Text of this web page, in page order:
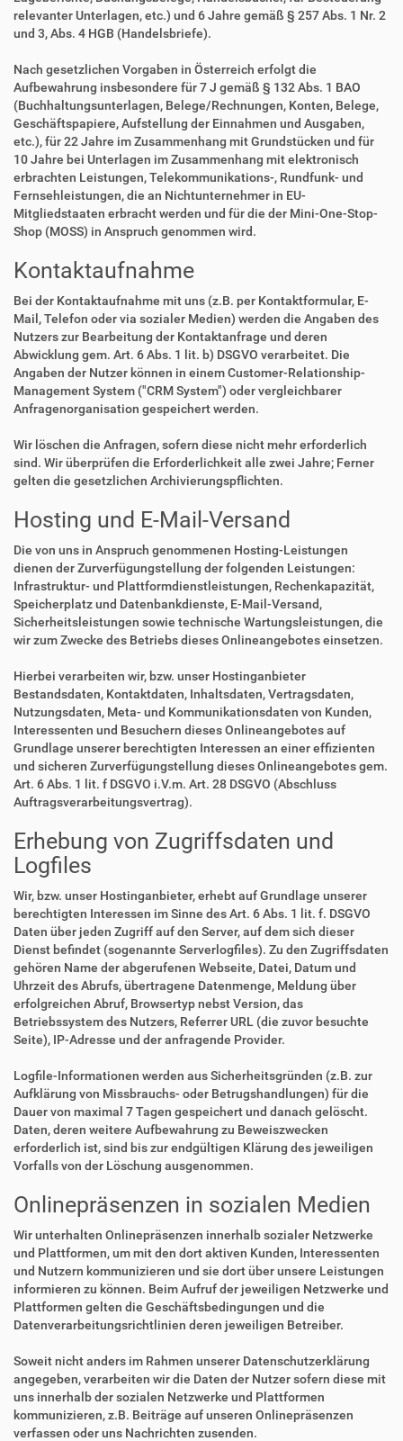
relevanter Unterlagen, etc.) und 6 Jahre gemäß § 257 Abs. 1 Nr. 2
und 3, Abs. 4 HGB (Handelsbriefe).
Nach gesetzlichen Vorgaben in Österreich erfolgt die
Aufbewahrung insbesondere für 7 J gemäß § 132 Abs. 1 BAO
(Buchhaltungsunterlagen, Belege/Rechnungen, Konten, Belege,
Geschäftspapiere, Aufstellung der Einnahmen und Ausgaben,
etc.), für 22 Jahre im Zusammenhang mit Grundstücken und für
10 Jahre bei Unterlagen im Zusammenhang mit elektronisch
erbrachten Leistungen, Telekommunikations-, Rundfunk- und
Fernsehleistungen, die an Nichtunternehmer in EU-
Mitgliedstaaten erbracht werden und für die der Mini-One-Stop-
Shop (MOSS) in Anspruch genommen wird.
Kontaktaufnahme
Bei der Kontaktaufnahme mit uns (z.B. per Kontaktformular, E-
Mail, Telefon oder via sozialer Medien) werden die Angaben des
Nutzers zur Bearbeitung der Kontaktanfrage und deren
Abwicklung gem. Art. 6 Abs. 1 lit. b) DSGVO verarbeitet. Die
Angaben der Nutzer können in einem Customer-Relationship-
Management System ("CRM System") oder vergleichbarer
Anfragenorganisation gespeichert werden.
Wir löschen die Anfragen, sofern diese nicht mehr erforderlich
sind. Wir überprüfen die Erforderlichkeit alle zwei Jahre; Ferner
gelten die gesetzlichen Archivierungspflichten.
Hosting und E-Mail-Versand
Die von uns in Anspruch genommenen Hosting-Leistungen
dienen der Zurverfügungstellung der folgenden Leistungen:
Infrastruktur- und Plattformdienstleistungen, Rechenkapazität,
Speicherplatz und Datenbankdienste, E-Mail-Versand,
Sicherheitsleistungen sowie technische Wartungsleistungen, die
wir zum Zwecke des Betriebs dieses Onlineangebotes einsetzen.
Hierbei verarbeiten wir, bzw. unser Hostinganbieter
Bestandsdaten, Kontaktdaten, Inhaltsdaten, Vertragsdaten,
Nutzungsdaten, Meta- und Kommunikationsdaten von Kunden,
Interessenten und Besuchern dieses Onlineangebotes auf
Grundlage unserer berechtigten Interessen an einer effizienten
und sicheren Zurverfügungstellung dieses Onlineangebotes gem.
Art. 6 Abs. 1 lit. f DSGVO i.V.m. Art. 28 DSGVO (Abschluss
Auftragsverarbeitungsvertrag).
Erhebung von Zugriffsdaten und
Logfiles
Wir, bzw. unser Hostinganbieter, erhebt auf Grundlage unserer
berechtigten Interessen im Sinne des Art. 6 Abs. 1 lit. f. DSGVO
Daten über jeden Zugriff auf den Server, auf dem sich dieser
Dienst befindet (sogenannte Serverlogfiles). Zu den Zugriffsdaten
gehören Name der abgerufenen Webseite, Datei, Datum und
Uhrzeit des Abrufs, übertragene Datenmenge, Meldung über
erfolgreichen Abruf, Browsertyp nebst Version, das
Betriebssystem des Nutzers, Referrer URL (die zuvor besuchte
Seite), IP-Adresse und der anfragende Provider.
Logfile-Informationen werden aus Sicherheitsgründen (z.B. zur
Aufklärung von Missbrauchs- oder Betrugshandlungen) für die
Dauer von maximal 7 Tagen gespeichert und danach gelöscht.
Daten, deren weitere Aufbewahrung zu Beweiszwecken
erforderlich ist, sind bis zur endgültigen Klärung des jeweiligen
Vorfalls von der Löschung ausgenommen.
Onlinepräsenzen in sozialen Medien
Wir unterhalten Onlinepräsenzen innerhalb sozialer Netzwerke
und Plattformen, um mit den dort aktiven Kunden, Interessenten
und Nutzern kommunizieren und sie dort über unsere Leistungen
informieren zu können. Beim Aufruf der jeweiligen Netzwerke und
Plattformen gelten die Geschäftsbedingungen und die
Datenverarbeitungsrichtlinien deren jeweiligen Betreiber.
Soweit nicht anders im Rahmen unserer Datenschutzerklärung
angegeben, verarbeiten wir die Daten der Nutzer sofern diese mit
uns innerhalb der sozialen Netzwerke und Plattformen
kommunizieren, z.B. Beiträge auf unseren Onlinepräsenzen
verfassen oder uns Nachrichten zusenden.